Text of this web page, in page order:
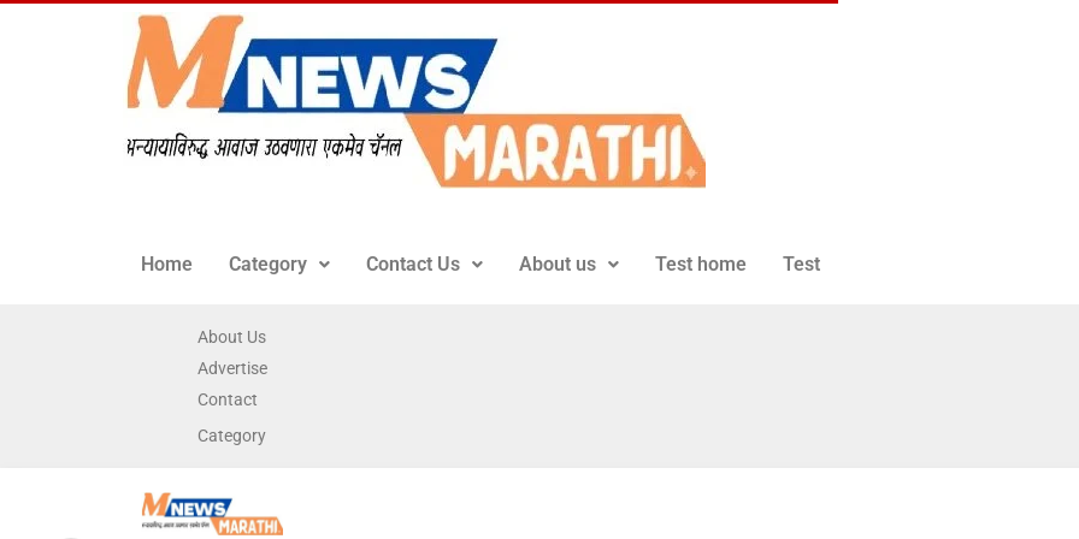
Home Category Contact Us About us Test home Test
About Us
Advertise
Contact
Category